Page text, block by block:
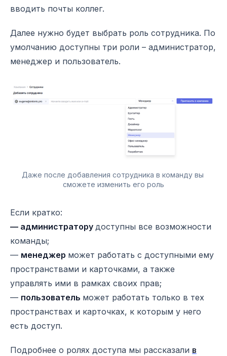
вводить почты коллег.
Далее нужно будет выбрать роль сотрудника. По
умолчанию доступны три роли – администратор,
менеджер и пользователь.
Даже после добавления сотрудника в команду вы
сможете изменить его роль
Если кратко:
— администратору доступны все возможности
команды;
— менеджер может работать с доступными ему
пространствами и карточками, а также
управлять ими в рамках своих прав;
— пользователь может работать только в тех
пространствах и карточках, к которым у него
есть доступ.
Подробнее о ролях доступа мы рассказали в